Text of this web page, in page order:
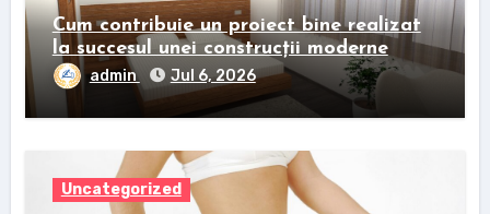
Cum contribuie un proiect bine realizat
la succesul unei construcții moderne
admin Jul 6, 2026
Uncategorized